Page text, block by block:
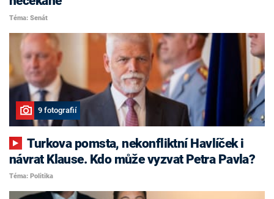
Téma: Senát
9 fotografií
Turkova pomsta, nekonfliktní Havlíček i
návrat Klause. Kdo může vyzvat Petra Pavla?
Téma: Politika